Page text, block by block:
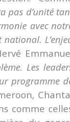
pas d’unité
avec
Les
programme
comme